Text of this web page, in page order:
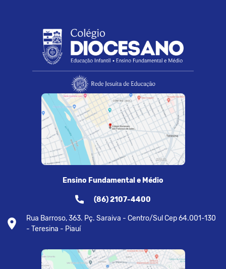
Ensino Fundamental e Médio
(86) 2107-4400
Rua Barroso, 363. Pç. Saraiva - Centro/Sul Cep 64.001-130
- Teresina - Piauí